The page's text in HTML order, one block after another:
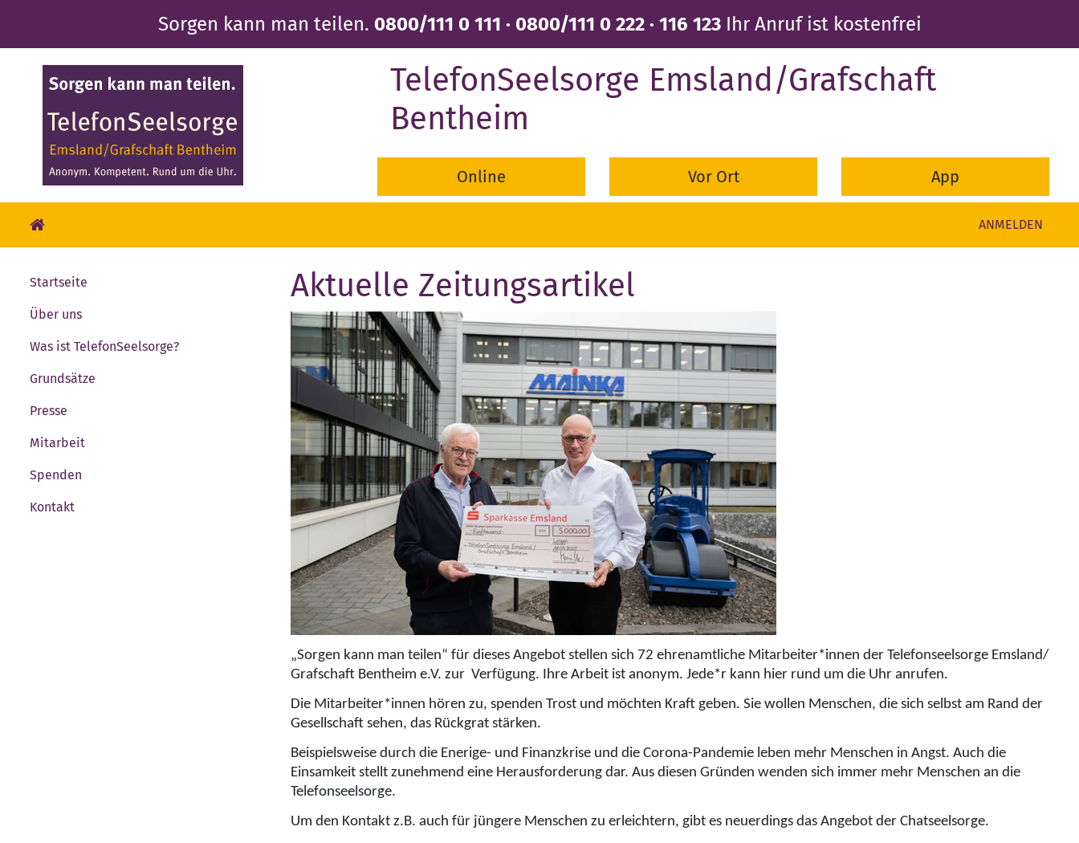
Inhalt
Sorgen kann man teilen. 0800/111 0 111 · 0800/111 0 222 · 116 123Ihr Anruf ist kostenfrei
TelefonSeelsorge Emsland/Grafschaft
Bentheim
Online Vor Ort App
ANMELDEN
Startseite
Über uns
Was ist TelefonSeelsorge?
Grundsätze
Presse
Mitarbeit
Spenden
Kontakt
Aktuelle Zeitungsartikel
„Sorgen kann man teilen“ für dieses Angebot stellen sich 72 ehrenamtliche Mitarbeiter*innen der Telefonseelsorge Emsland/
Grafschaft Bentheim e.V. zur Verfügung. Ihre Arbeit ist anonym. Jede*r kann hier rund um die Uhr anrufen.
Die Mitarbeiter*innen hören zu, spenden Trost und möchten Kraft geben. Sie wollen Menschen, die sich selbst am Rand der
Gesellschaft sehen, das Rückgrat stärken.
Beispielsweise durch die Enerige- und Finanzkrise und die Corona-Pandemie leben mehr Menschen in Angst. Auch die
Einsamkeit stellt zunehmend eine Herausforderung dar. Aus diesen Gründen wenden sich immer mehr Menschen an die
Telefonseelsorge.
Um den Kontakt z.B. auch für jüngere Menschen zu erleichtern, gibt es neuerdings das Angebot der Chatseelsorge.